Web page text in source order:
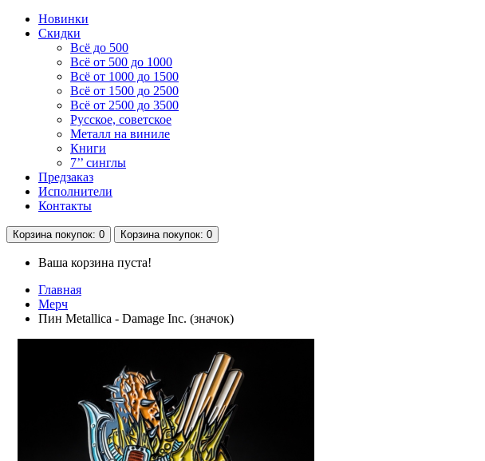
Новинки
Скидки
Всё до 500
Всё от 500 до 1000
Всё от 1000 до 1500
Всё от 1500 до 2500
Всё от 2500 до 3500
Русское, советское
Металл на виниле
Книги
7’’ синглы
Предзаказ
Исполнители
Контакты
Корзина покупок: 0 Корзина покупок: 0
Ваша корзина пуста!
Главная
Мерч
Пин Metallica - Damage Inc. (значок)